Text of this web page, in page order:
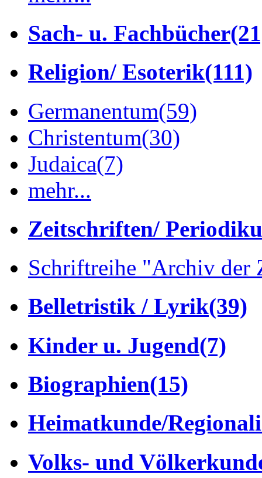
Sach- u. Fachbücher
Religion/ Esoterik(111)
Germanentum(59)
Christentum(30)
Judaica(7)
mehr...
Zeitschriften/
Schriftreihe "Archiv der
Belletristik / Lyrik(39)
Kinder u. Jugend(7)
Biographien(15)
Heimatkunde/
Volks- und